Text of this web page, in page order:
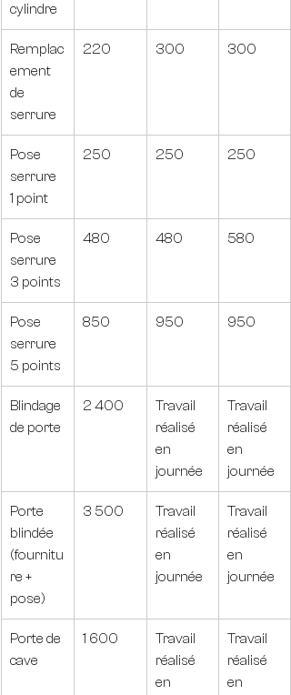
cylindre
Remplac
ement
de
serrure
220 300 300
Pose
serrure
1 point
250 250 250
Pose
serrure
3 points
480 480 580
Pose
serrure
5 points
850 950 950
Blindage
de porte
2 400
Travail
réalisé
en
journée
Travail
réalisé
en
journée
Porte
blindée
(fournitu
re +
pose)
3 500
Travail
réalisé
en
journée
Travail
réalisé
en
journée
Porte de
cave
1 600
Travail
réalisé
en
Travail
réalisé
en